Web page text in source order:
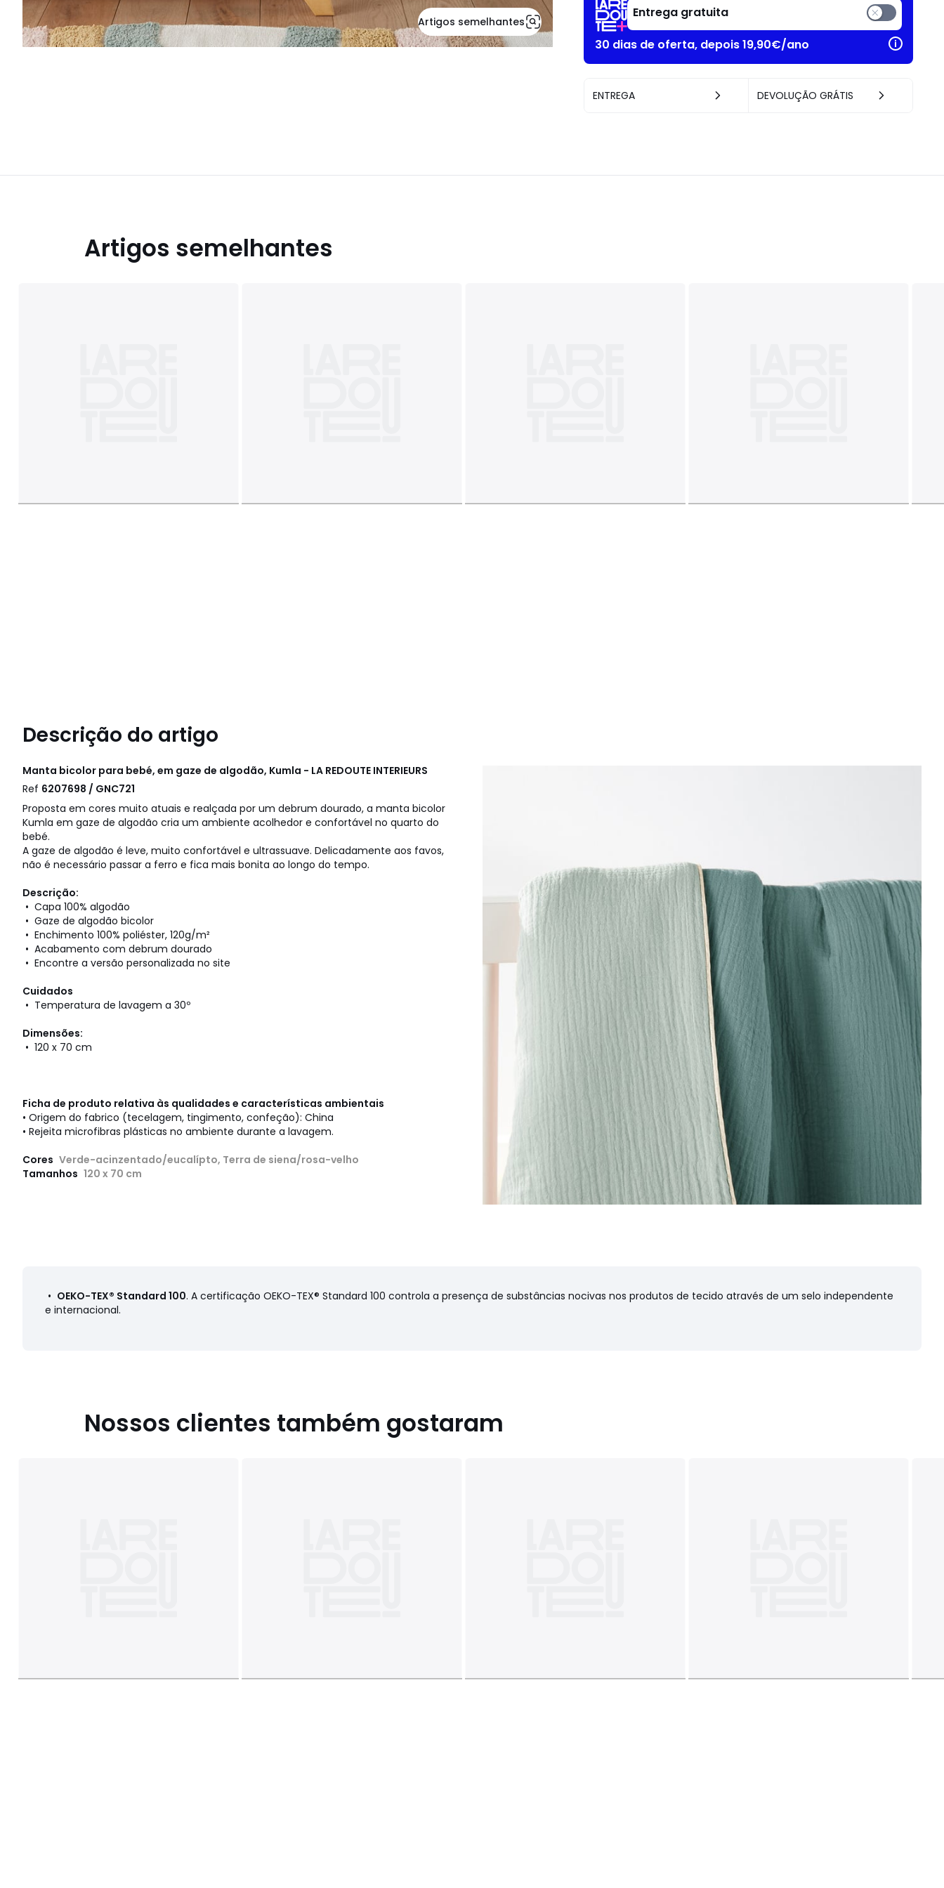
Artigos semelhantes
Entrega gratuita
30 dias de oferta, depois 19,90€/ano
ENTREGA DEVOLUÇÃO GRÁTIS
Artigos semelhantes
Descrição do artigo
Manta bicolor para bebé, em gaze de algodão, Kumla - LA REDOUTE INTERIEURS
Ref 6207698 / GNC721
Proposta em cores muito atuais e realçada por um debrum dourado, a manta bicolor
Kumla em gaze de algodão cria um ambiente acolhedor e confortável no quarto do
bebé.
A gaze de algodão é leve, muito confortável e ultrassuave. Delicadamente aos favos,
não é necessário passar a ferro e fica mais bonita ao longo do tempo.
Descrição:
• Capa 100% algodão
• Gaze de algodão bicolor
• Enchimento 100% poliéster, 120g/m²
• Acabamento com debrum dourado
• Encontre a versão personalizada no site
Cuidados
• Temperatura de lavagem a 30º
Dimensões:
• 120 x 70 cm
Ficha de produto relativa às qualidades e características ambientais
• Origem do fabrico (tecelagem, tingimento, confeção): China
• Rejeita microfibras plásticas no ambiente durante a lavagem.
Cores Verde-acinzentado/eucalípto, Terra de siena/rosa-velho
Tamanhos 120 x 70 cm
• OEKO-TEX® Standard 100. A certificação OEKO-TEX® Standard 100 controla a presença de substâncias nocivas nos produtos de tecido através de um selo independente
e internacional.
Nossos clientes também gostaram